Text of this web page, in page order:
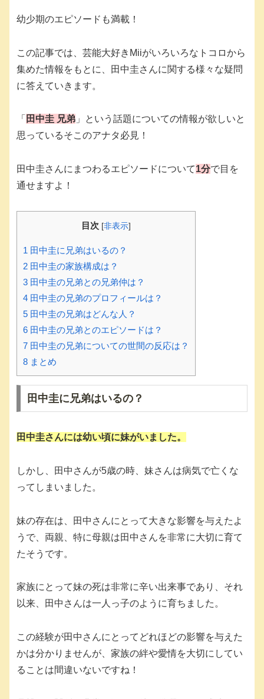
幼少期のエピソードも満載！
この記事では、芸能大好きMiiがいろいろなトコロから
集めた情報をもとに、田中圭さんに関する様々な疑問
に答えていきます。
「 田中圭 兄弟 」という話題についての情報が欲しいと
思っているそこのアナタ必見！
田中圭さんにまつわるエピソードについて1分で目を
通せますよ！
目次 [非表示]
1 田中圭に兄弟はいるの？
2 田中圭の家族構成は？
3 田中圭の兄弟との兄弟仲は？
4 田中圭の兄弟のプロフィールは？
5 田中圭の兄弟はどんな人？
6 田中圭の兄弟とのエピソードは？
7 田中圭の兄弟についての世間の反応は？
8 まとめ
田中圭に兄弟はいるの？
田中圭さんには幼い頃に妹がいました。
しかし、田中さんが5歳の時、妹さんは病気で亡くな
ってしまいました。
妹の存在は、田中さんにとって大きな影響を与えたよ
うで、両親、特に母親は田中さんを非常に大切に育て
たそうです。
家族にとって妹の死は非常に辛い出来事であり、それ
以来、田中さんは一人っ子のように育ちました。
この経験が田中さんにとってどれほどの影響を与えた
かは分かりませんが、家族の絆や愛情を大切にしてい
ることは間違いないですね！